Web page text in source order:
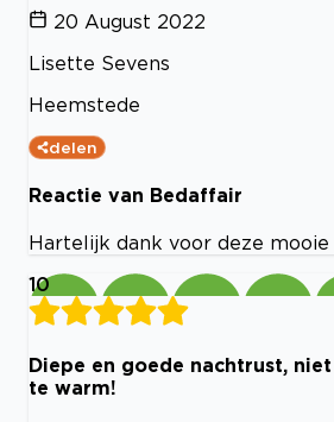
20 August 2022
Lisette Sevens
Heemstede
delen
Reactie van Bedaffair
Hartelijk dank voor deze mooie
10
Diepe en goede nachtrust,
te warm!